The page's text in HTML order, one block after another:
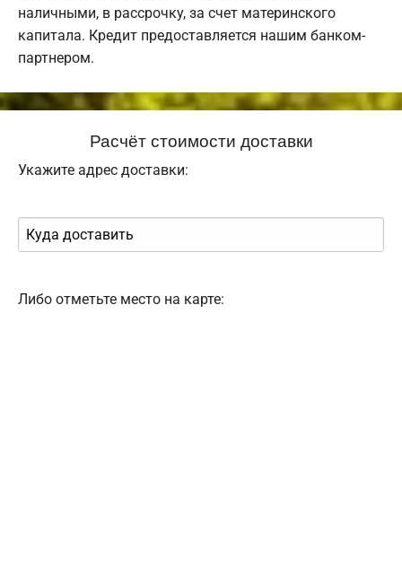
наличными, в рассрочку, за счет материнского
капитала. Кредит предоставляется нашим банком-
партнером.
Расчёт стоимости доставки
Укажите адрес доставки:
Либо отметьте место на карте: